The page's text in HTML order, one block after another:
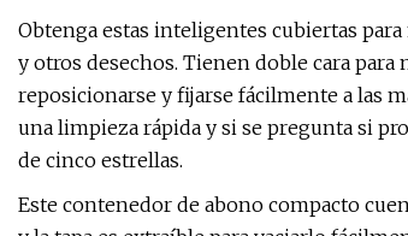
Obtenga estas inteligentes cubiertas
y otros desechos. Tienen doble cara
reposicionarse y fijarse fácilmente a las
una limpieza rápida y si se pregunta si
de cinco estrellas.
Este contenedor de abono compacto